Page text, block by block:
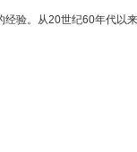
验。从20世纪60年代以